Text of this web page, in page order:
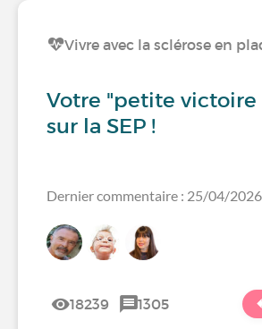
Vivre avec la sclérose en
Votre "petite victoire
sur la SEP !
Dernier commentaire : 25/04/2026
18239 1305